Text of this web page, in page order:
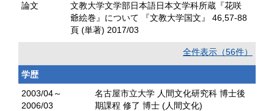
論文
文教大学文学部日本語日本文学科所蔵『花咲
爺絵巻』について 『文教大学国文』 46,57-88
頁 (単著) 2017/03
全件表示（56件）
学歴
2003/04～
2006/03
名古屋市立大学 人間文化研究科 博士後
期課程 修了 博士 (人間文化)